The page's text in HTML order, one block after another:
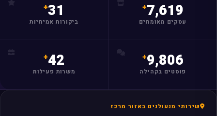
7,619
עסקים מאומתים
31
ביקורות אמיתיות
9,806
פוסטים בקהילה
42
משרות פעילות
שירותי מנעולנים באזור מרכז